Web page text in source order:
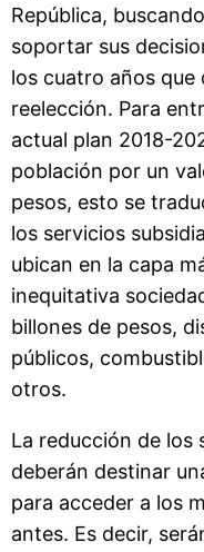
República,
soportar sus
los cuatro años que
reelección. Para
actual plan 2018-
población por un
pesos, esto se
los servicios
ubican en la capa
inequitativa
billones de pesos,
públicos,
otros.
La reducción de los
deberán destinar
para acceder a los
antes. Es decir,